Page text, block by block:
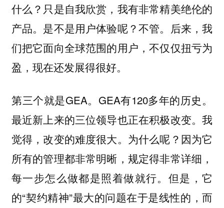
什么？只是自我欣赏，我有非常精美绝伦的
产品。是不是用户体验呢？不管。后来，我
们把它面向全球范围的用户，不仅仅扭亏为
盈，现在还发展得很好。
第三个就是GEA。GEA有120多年的历史。
最近新上来的三位领导也正在积极改变。我
觉得，改变的难度很大。为什么呢？因为它
所有的管理都非常明晰，规定得非常详细，
每一步怎么做都是照着做就行。但是，它
的“契约精神”最大的问题在于是线性的，而